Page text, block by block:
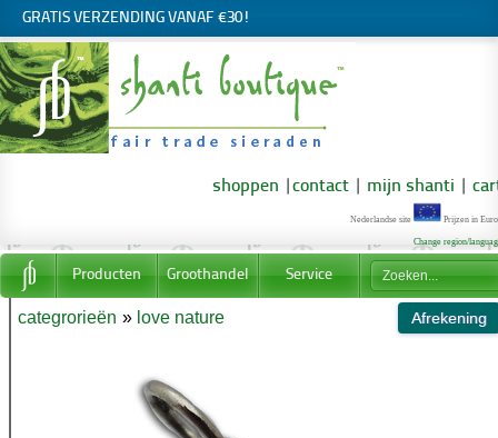
GRATIS VERZENDING VANAF €30!
shoppen contact mijn shanti
Nederlandse site Prijzen in
Change region/
Producten Groothandel Service
categrorieën » love nature